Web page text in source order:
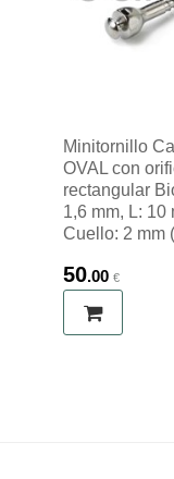
Minitornillo
OVAL con
rectangular
1,6 mm, L: 10
Cuello: 2 mm
50.00 €